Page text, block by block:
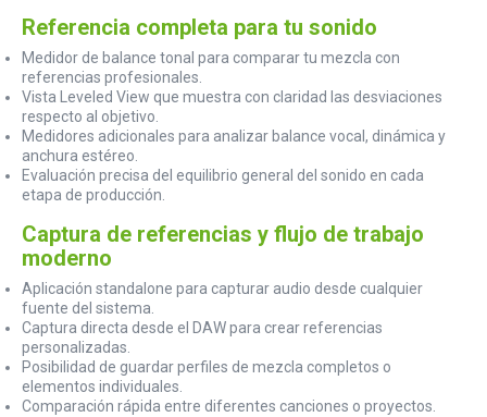
Referencia completa para tu sonido
Medidor de balance tonal para comparar tu mezcla con
referencias profesionales.
Vista Leveled View que muestra con claridad las desviaciones
respecto al objetivo.
Medidores adicionales para analizar balance vocal, dinámica y
anchura estéreo.
Evaluación precisa del equilibrio general del sonido en cada
etapa de producción.
Captura de referencias y flujo de trabajo
moderno
Aplicación standalone para capturar audio desde cualquier
fuente del sistema.
Captura directa desde el DAW para crear referencias
personalizadas.
Posibilidad de guardar perfiles de mezcla completos o
elementos individuales.
Comparación rápida entre diferentes canciones o proyectos.